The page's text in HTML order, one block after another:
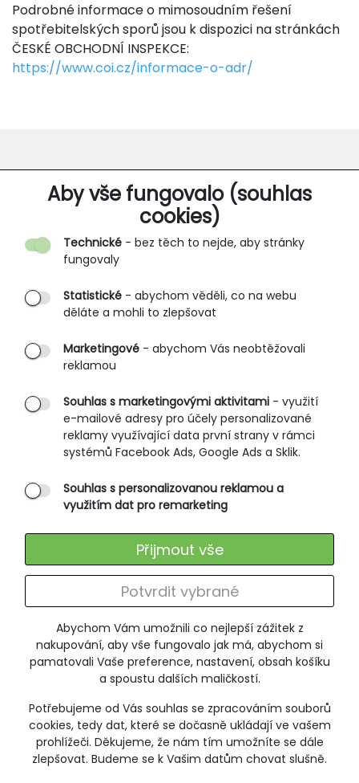
Aby vše fungovalo (souhlas
cookies)
Abychom Vám umožnili co nejlepší zážitek z
nakupování, aby vše fungovalo jak má, abychom si
pamatovali Vaše preference, nastavení, obsah košíku
a spoustu dalších maličkostí.
Potřebujeme od Vás souhlas se zpracováním souborů
cookies, tedy dat, které se dočasně ukládají ve vašem
prohlížeči. Děkujeme, že nám tím umožníte se dále
zlepšovat. Budeme se k Vašim datům chovat slušně.
Technické - bez těch to nejde, aby stránky
fungovaly
Statistické - abychom věděli, co na webu
děláte a mohli to zlepšovat
Marketingové - abychom Vás neobtěžovali
reklamou
Souhlas s marketingovými aktivitami - využití
e-mailové adresy pro účely personalizované
reklamy využívající data první strany v rámci
systémů Facebook Ads, Google Ads a Sklik.
Souhlas s personalizovanou reklamou a
využitím dat pro remarketing
Potvrdit vybrané
Přijmout vše
Podrobné informace o mimosoudním řešení
spotřebitelských sporů jsou k dispozici na stránkách
ČESKÉ OBCHODNÍ INSPEKCE:
https://www.coi.cz/informace-o-adr/
O SPOLEČNOSTI
O nás
Partnerské prodejny
B2B vstup
PRŮVODCE NAKUPOVÁNÍM
Obchodní podmínky
Rozměrové tabulky
Způsoby doručení
Ochrana osobních údajů
SLUŽBY ZÁKAZNÍKŮM
Výměna zboží
ODEBÍRÁNÍ NEWSLETTERU
+420 606 673 095
poradna@jitex-comfort.cz